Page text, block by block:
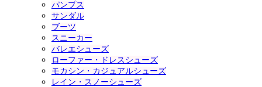
パンプス
サンダル
ブーツ
スニーカー
バレエシューズ
ローファー・ドレスシューズ
モカシン・カジュアルシューズ
レイン・スノーシューズ